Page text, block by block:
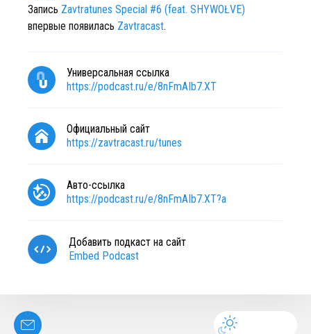
Запись Zavtratunes Special #6 (feat. SHYWOŁVE)
впервые появилась Zavtracast.
Универсальная ссылка
https://podcast.ru/e/8nFmAIb7.XT
Официальный сайт
https://zavtracast.ru/tunes
Авто-ссылка
https://podcast.ru/e/8nFmAIb7.XT?a
Добавить подкаст на сайт
Embed Podcast